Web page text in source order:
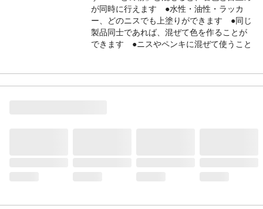
が同時に行えます ●水性・油性・ラッカ
ー、どのニスでも上塗りができます ●同じ
製品同士であれば、混ぜて色を作ることが
できます ●ニスやペンキに混ぜて使うこと